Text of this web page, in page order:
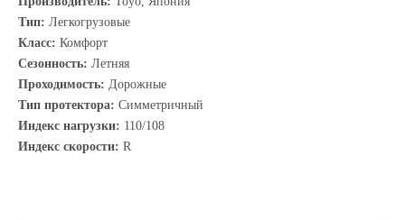
Тип: Легкогрузовые
Класс: Комфорт
Сезонность: Летняя
Проходимость: Дорожные
Тип протектора: Симметричный
Индекс нагрузки: 110/108
Индекс скорости: R